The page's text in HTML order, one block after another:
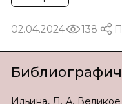
02.04.2024 138
Ильина, Д. А.